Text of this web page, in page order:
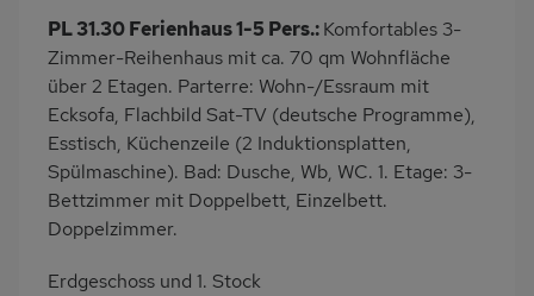
PL 31.30 Ferienhaus 1-5 Pers.:Komfortables 3-
Zimmer-Reihenhaus mit ca. 70 qm Wohnfläche
über 2 Etagen. Parterre: Wohn-/Essraum mit
Ecksofa, Flachbild Sat-TV (deutsche Programme),
Esstisch, Küchenzeile (2 Induktionsplatten,
Spülmaschine). Bad: Dusche, Wb, WC. 1. Etage: 3-
Bettzimmer mit Doppelbett, Einzelbett.
Doppelzimmer.
Erdgeschoss und 1. Stock